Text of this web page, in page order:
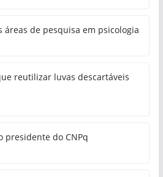
áreas de pesquisa em psicologia
reutilizar luvas descartáveis
presidente do CNPq